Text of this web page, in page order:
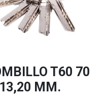
T60 70
MM.